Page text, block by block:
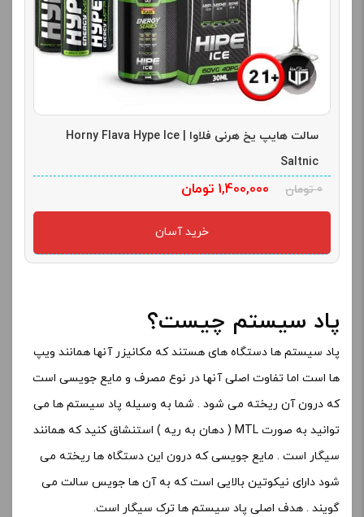
سالت هایپ یخ هرنی فلاوا | Horny Flava Hype Ice
Saltnic
0 تومان 1,400,000 تومان
خرید آسان
پاد سیستم چیست؟
پاد سیستم ها دستگاه های هستند که مکانیزر آنها همانند ویپ
ها است اما تفاوت اصلی آنها در نوع مصرف و مایع جویسی است
که درون آن ریخته می شود . شما به وسیله پاد سیستم ها می
توانید به صورت MTL ( دهان به ریه ) استنشاق کنید که همانند
سیگار است . مایع جویسی که درون این دستگاه ها ریخته می
شود دارای نیکوتین بالایی است که به آن ها جویس سالت می
گویند . هدف اصلی پاد سیستم ها ترک سیگار است.